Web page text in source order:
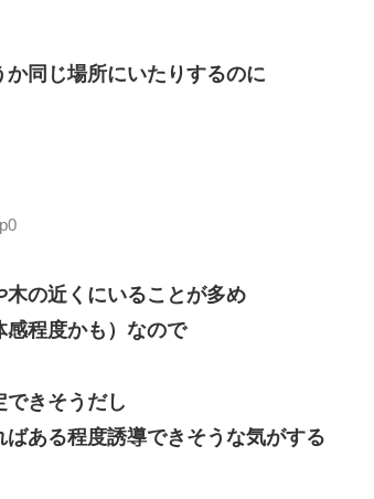
同じ場所にいたりするのに
の近くにいることが多め
感程度かも）なので
きそうだし
ある程度誘導できそうな気がする